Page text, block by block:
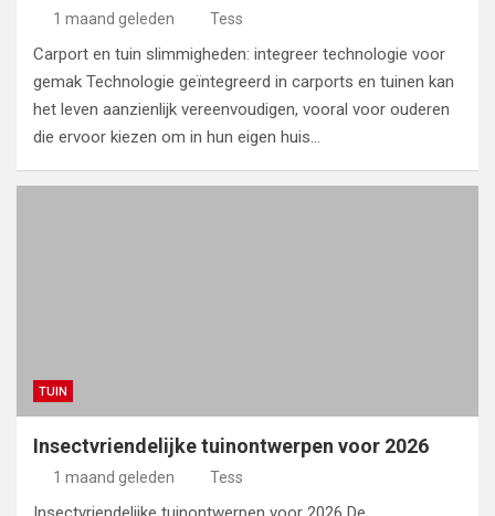
1 maand geleden Tess
Carport en tuin slimmigheden: integreer technologie voor
gemak Technologie geïntegreerd in carports en tuinen kan
het leven aanzienlijk vereenvoudigen, vooral voor ouderen
die ervoor kiezen om in hun eigen huis…
TUIN
Insectvriendelijke tuinontwerpen voor 2026
1 maand geleden Tess